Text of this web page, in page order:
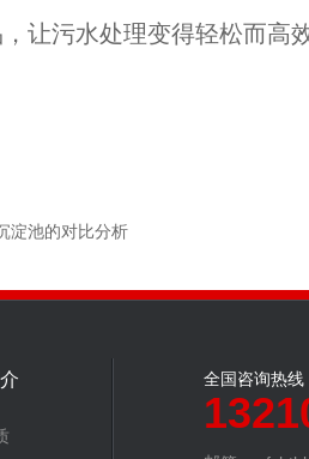
让污水处理变得轻松而高
淀池的对比分析
全国咨询热线